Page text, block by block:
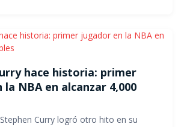
hace historia: primer
NBA en alcanzar 4,000
Stephen Curry logró otro hito en su